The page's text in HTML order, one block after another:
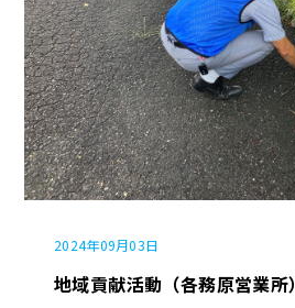
2024年09月03日
地域貢献活動（各務原営業所）